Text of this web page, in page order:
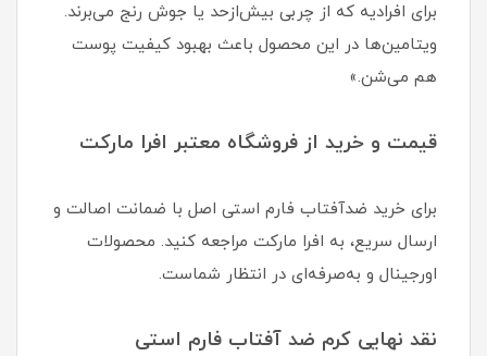
برای افرادیه که از چربی بیش‌ازحد یا جوش رنج می‌برند.
ویتامین‌ها در این محصول باعث بهبود کیفیت پوست
هم می‌شن.»
قیمت و خرید از فروشگاه معتبر افرا مارکت
برای خرید ضدآفتاب فارم استی اصل با ضمانت اصالت و
ارسال سریع، به افرا مارکت مراجعه کنید. محصولات
اورجینال و به‌صرفه‌ای در انتظار شماست.
نقد نهایی کرم ضد آفتاب فارم استی